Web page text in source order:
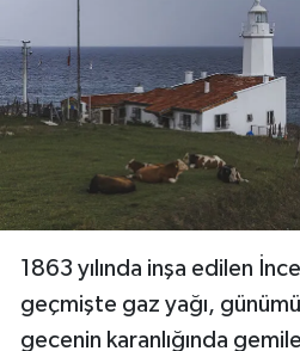
1863 yılında inşa edilen
geçmişte gaz yağı,
gecenin karanlığında
Rize Müftülüğü
Sakarya Müftülüğü
Samsun Müftülüğü
Sinop Müftülüğü